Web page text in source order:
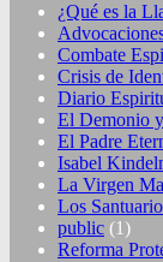
¿Qué es la
Combate
Crisis de
Diario
El Demonio
El Padre
Isabel
La Virgen
Los
public (1)
Reforma